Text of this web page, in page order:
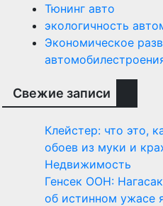
Тюнинг авто
экологичность
Экономическое
Свежие записи
Клейстер: что это,
обоев из муки и
Недвижимость
Генсек ООН:
об истинном ужасе